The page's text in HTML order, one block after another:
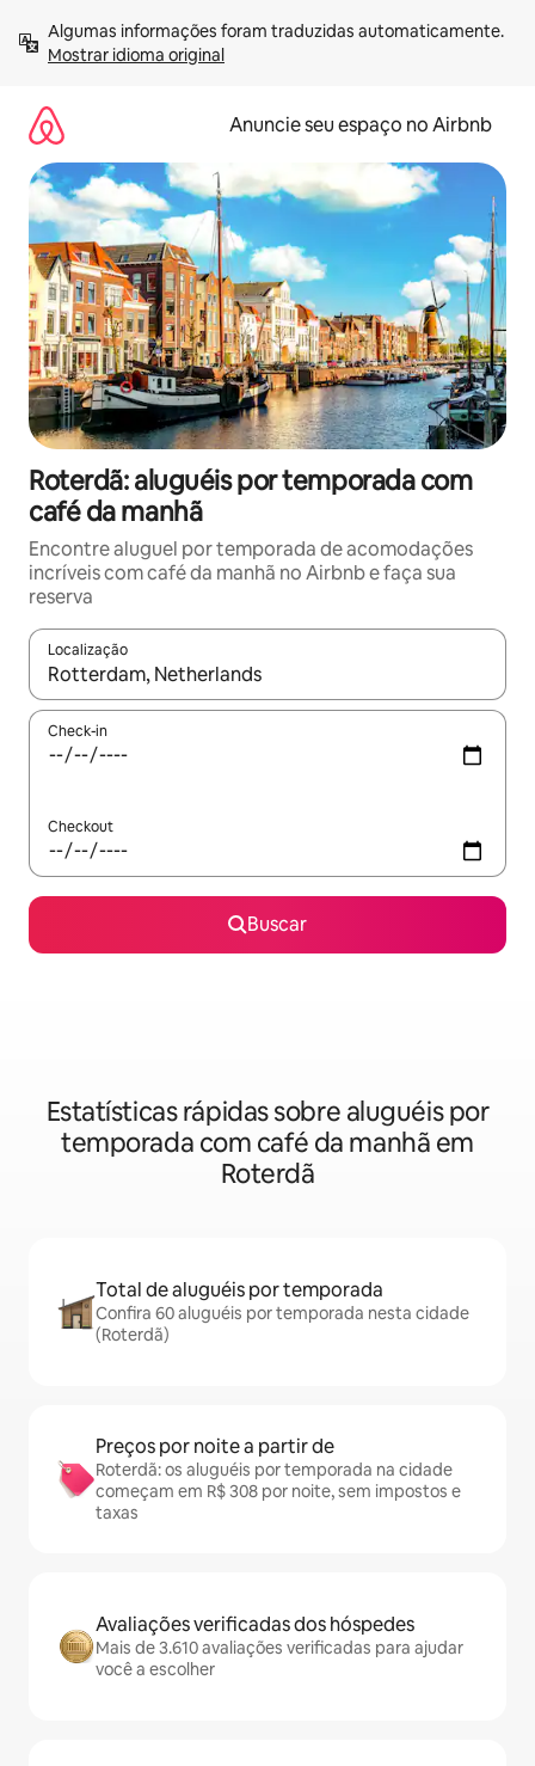
para
Mostrar idioma original
Anuncie seu espaço no Airbnb
Roterdã: aluguéis por temporada com
café da manhã
Encontre aluguel por temporada de acomodações
incríveis com café da manhã no Airbnb e faça sua
reserva
Localização
Quando os resultados estiverem disponíveis, explore-os
Check-in
Checkout
Buscar
Estatísticas rápidas sobre aluguéis por
temporada com café da manhã em
Roterdã
Total de aluguéis por temporada
Confira 60 aluguéis por temporada nesta cidade
(Roterdã)
Preços por noite a partir de
Roterdã: os aluguéis por temporada na cidade
começam em R$ 308 por noite, sem impostos e
taxas
Avaliações verificadas dos hóspedes
Mais de 3.610 avaliações verificadas para ajudar
você a escolher